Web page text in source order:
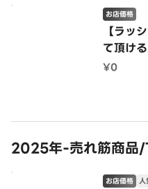
【ラッ
て頂け
れてく
お店価格
¥0
2025年-売れ筋商
お店価格 人